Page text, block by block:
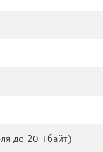
до 20 Тбайт)